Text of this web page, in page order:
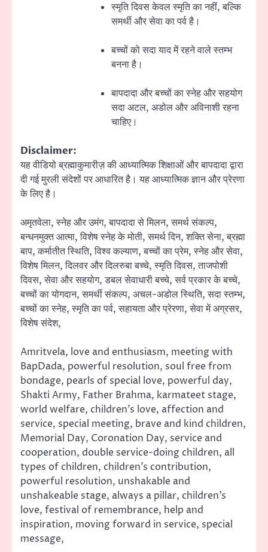
स्मृति दिवस केवल स्मृति का नहीं, बल्कि
समर्थी और सेवा का पर्व है।
बच्चों को सदा याद में रहने वाले स्तम्भ
बनना है।
बापदादा और बच्चों का स्नेह और सहयोग
सदा अटल, अडोल और अविनाशी रहना
चाहिए।
Disclaimer:
यह वीडियो ब्रह्माकुमारीज़ की आध्यात्मिक शिक्षाओं और बापदादा द्वारा
दी गई मुरली संदेशों पर आधारित है। यह आध्यात्मिक ज्ञान और प्रेरणा
के लिए है।
अमृतवेला, स्नेह और उमंग, बापदादा से मिलन, समर्थ संकल्प,
बन्धनमुक्त आत्मा, विशेष स्नेह के मोती, समर्थ दिन, शक्ति सेना, ब्रह्मा
बाप, कर्मातीत स्थिति, विश्व कल्याण, बच्चों का प्रेम, स्नेह और सेवा,
विशेष मिलन, दिलवर और दिलरुबा बच्चे, स्मृति दिवस, ताजपोशी
दिवस, सेवा और सहयोग, डबल सेवाधारी बच्चे, सर्व प्रकार के बच्चे,
बच्चों का योगदान, समर्थी संकल्प, अचल-अडोल स्थिति, सदा स्तम्भ,
बच्चों का स्नेह, स्मृति का पर्व, सहायता और प्रेरणा, सेवा में अग्रसर,
विशेष संदेश,
Amritvela, love and enthusiasm, meeting with
BapDada, powerful resolution, soul free from
bondage, pearls of special love, powerful day,
Shakti Army, Father Brahma, karmateet stage,
world welfare, children’s love, affection and
service, special meeting, brave and kind children,
Memorial Day, Coronation Day, service and
cooperation, double service-doing children, all
types of children, children’s contribution,
powerful resolution, unshakable and
unshakeable stage, always a pillar, children’s
love, festival of remembrance, help and
inspiration, moving forward in service, special
message,